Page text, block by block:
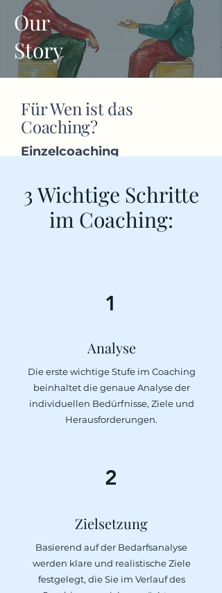
Our
Story
Für Wen ist das
Coaching?
Einzelcoaching
mit der Klärung des konkreten
Anliegens und einer
Ressourcen und Potenziale.
beseitigen? Was sind die
nächsten Schritte?
3 Wichtige Schritte
im Coaching:
1
Analyse
Die erste wichtige Stufe im Coaching
beinhaltet die genaue Analyse der
individuellen Bedürfnisse, Ziele und
Herausforderungen.
2
Zielsetzung
Basierend auf der Bedarfsanalyse
werden klare und realistische Ziele
festgelegt, die Sie im Verlauf des